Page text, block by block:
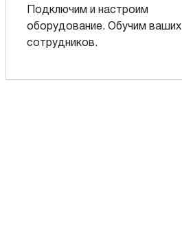
Подключим и настроим
оборудование. Обучим ваших
сотрудников.